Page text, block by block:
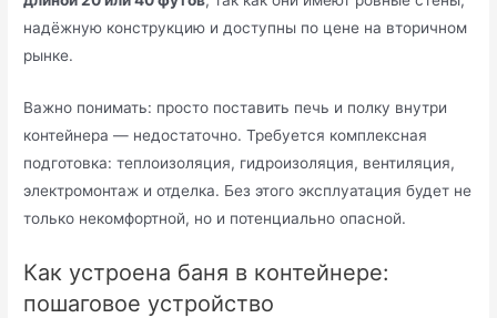
надёжную конструкцию и доступны по цене на вторичном
рынке.
Важно понимать: просто поставить печь и полку внутри
контейнера — недостаточно. Требуется комплексная
подготовка: теплоизоляция, гидроизоляция, вентиляция,
электромонтаж и отделка. Без этого эксплуатация будет не
только некомфортной, но и потенциально опасной.
Как устроена баня в контейнере:
пошаговое устройство